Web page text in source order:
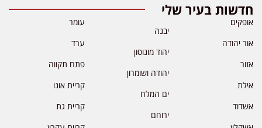
חדשות בעיר שלי
אופקים
אור יהודה
אזור
אילת
אשדוד
יבנה
יהוד מונוסון
יהודה ושומרון
ים המלח
ירוחם
עומר
ערד
פתח תקווה
קריית אונו
קריית גת